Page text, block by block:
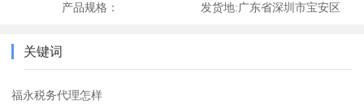
产品规格： 发货地:广东省深圳市宝安区
关键词
福永税务代理怎样